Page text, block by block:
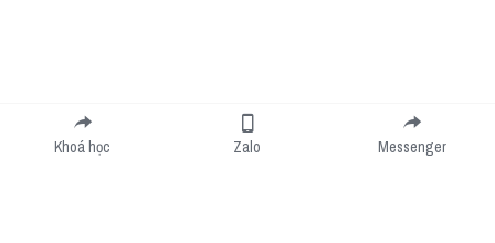
Submit
Khoá học Zalo Messenger